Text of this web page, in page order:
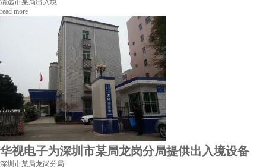
清远市某局出入境
read more
华视电子为深圳市某局龙岗分局提供出入境设备
深圳市某局龙岗分局